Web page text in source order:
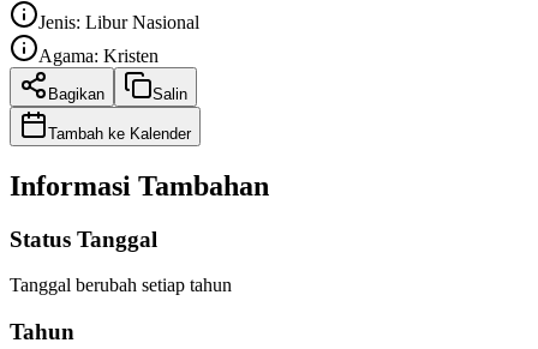
Jenis: Libur Nasional
Agama: Kristen
Bagikan Salin
Tambah ke Kalender
Informasi Tambahan
Status Tanggal
Tanggal berubah setiap tahun
Tahun